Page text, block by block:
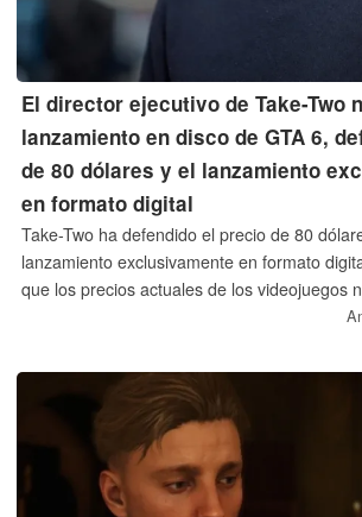
El director ejecutivo de Take-Two
lanzamiento en disco de GTA 6,
de 80 dólares y el lanzamiento
en formato digital
Take-Two ha defendido el precio de 80
lanzamiento exclusivamente en formato
que los precios actuales de los videojuegos
ritmo de la inflación y que más del 90 % de
ha negado a descartar un lanzamiento en
fecha posterior.